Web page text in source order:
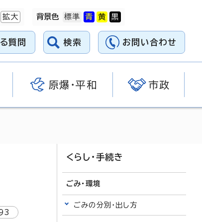
拡大 背景色
質問 検索 お問い合わせ
原爆・平和 市政
くらし・手続き
ごみ・環境
ごみの分別・出し方